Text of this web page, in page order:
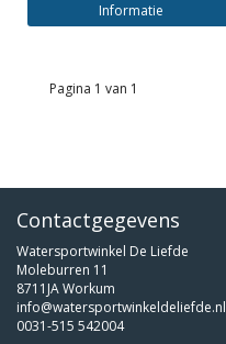
Informatie
Pagina 1 van 1
Contactgegevens
Watersportwinkel De Liefde
Moleburren 11
8711JA Workum
info@watersportwinkeldeliefde.nl
0031-515 542004